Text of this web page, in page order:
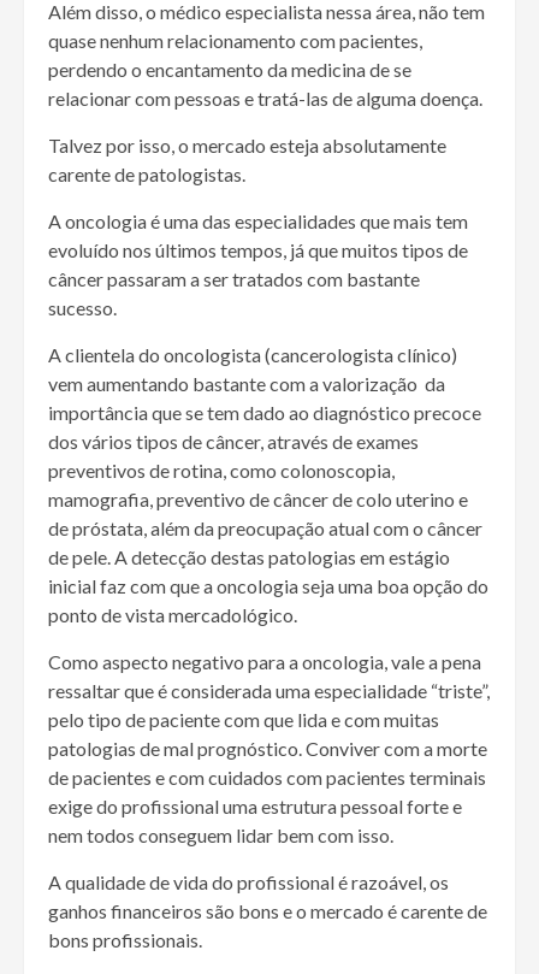
Além disso, o médico especialista nessa área, não tem
quase nenhum relacionamento com pacientes,
perdendo o encantamento da medicina de se
relacionar com pessoas e tratá-las de alguma doença.
Talvez por isso, o mercado esteja absolutamente
carente de patologistas.
A oncologia é uma das especialidades que mais tem
evoluído nos últimos tempos, já que muitos tipos de
câncer passaram a ser tratados com bastante
sucesso.
A clientela do oncologista (cancerologista clínico)
vem aumentando bastante com a valorização da
importância que se tem dado ao diagnóstico precoce
dos vários tipos de câncer, através de exames
preventivos de rotina, como colonoscopia,
mamografia, preventivo de câncer de colo uterino e
de próstata, além da preocupação atual com o câncer
de pele. A detecção destas patologias em estágio
inicial faz com que a oncologia seja uma boa opção do
ponto de vista mercadológico.
Como aspecto negativo para a oncologia, vale a pena
ressaltar que é considerada uma especialidade “triste”,
pelo tipo de paciente com que lida e com muitas
patologias de mal prognóstico. Conviver com a morte
de pacientes e com cuidados com pacientes terminais
exige do profissional uma estrutura pessoal forte e
nem todos conseguem lidar bem com isso.
A qualidade de vida do profissional é razoável, os
ganhos financeiros são bons e o mercado é carente de
bons profissionais.